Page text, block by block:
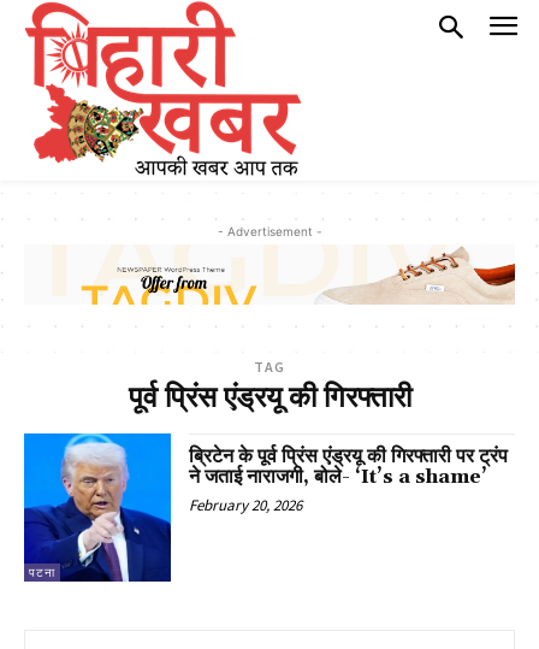
- Advertisement -
TAG
पूर्व प्रिंस एंड्रयू की गिरफ्तारी
पटना
ब्रिटेन के पूर्व प्रिंस एंड्रयू की गिरफ्तारी पर ट्रंप
ने जताई नाराजगी, बोले- ‘It’s a shame’
February 20, 2026